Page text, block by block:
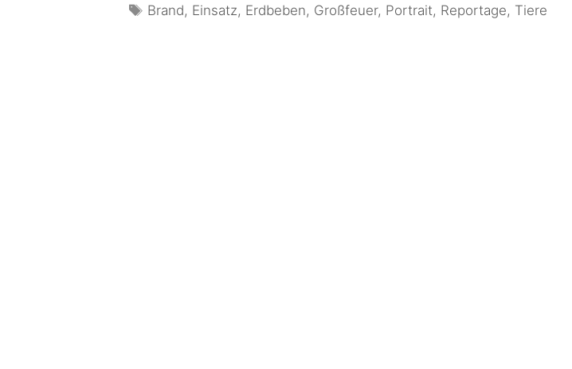
Brand, Einsatz, Erdbeben, Großfeuer, Portrait, Reportage, Tiere